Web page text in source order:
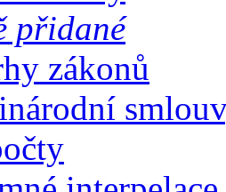
přidané
zákonů